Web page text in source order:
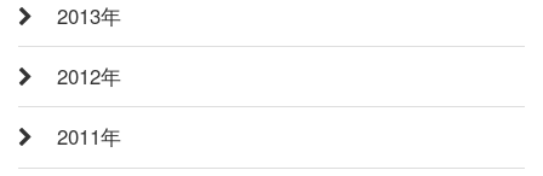
2013年
2012年
2011年